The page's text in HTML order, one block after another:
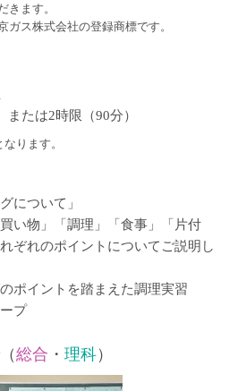
きます。
ガス株式会社の登録商標です。
または2時限（90分）
ります。
について」
い物」「調理」「食事」「片付
ぞれのポイントについてご説明し
ポイントを踏まえた調理実習
プ
総合 ・ 理科）